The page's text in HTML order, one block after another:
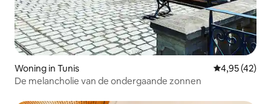
Woning in Tunis Gemiddelde
4,95 (42)
De melancholie van de ondergaande zonnen